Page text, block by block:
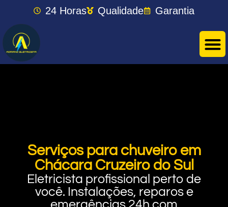
24 Horas Qualidade Garantia
Serviços para chuveiro em
Chácara Cruzeiro do Sul
Eletricista profissional perto de
você. Instalações, reparos e